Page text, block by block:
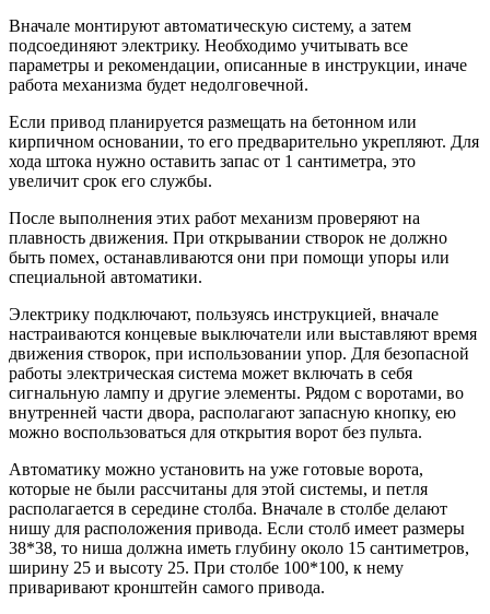
Вначале монтируют автоматическую систему, а затем
подсоединяют электрику. Необходимо учитывать все
параметры и рекомендации, описанные в инструкции, иначе
работа механизма будет недолговечной.
Если привод планируется размещать на бетонном или
кирпичном основании, то его предварительно укрепляют. Для
хода штока нужно оставить запас от 1 сантиметра, это
увеличит срок его службы.
После выполнения этих работ механизм проверяют на
плавность движения. При открывании створок не должно
быть помех, останавливаются они при помощи упоры или
специальной автоматики.
Электрику подключают, пользуясь инструкцией, вначале
настраиваются концевые выключатели или выставляют время
движения створок, при использовании упор. Для безопасной
работы электрическая система может включать в себя
сигнальную лампу и другие элементы. Рядом с воротами, во
внутренней части двора, располагают запасную кнопку, ею
можно воспользоваться для открытия ворот без пульта.
Автоматику можно установить на уже готовые ворота,
которые не были рассчитаны для этой системы, и петля
располагается в середине столба. Вначале в столбе делают
нишу для расположения привода. Если столб имеет размеры
38*38, то ниша должна иметь глубину около 15 сантиметров,
ширину 25 и высоту 25. При столбе 100*100, к нему
приваривают кронштейн самого привода.